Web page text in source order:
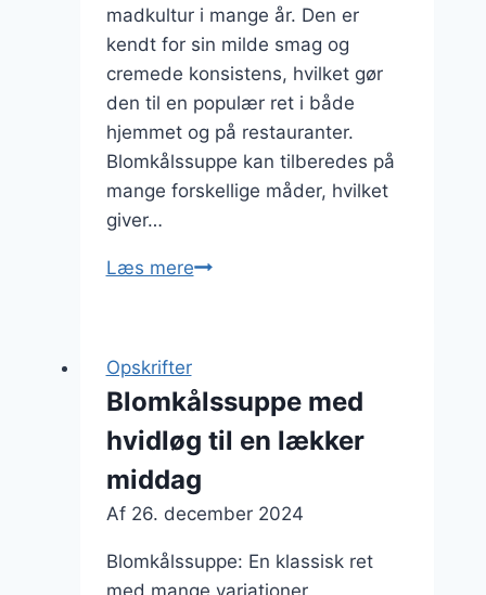
madkultur i mange år. Den er
kendt for sin milde smag og
cremede konsistens, hvilket gør
den til en populær ret i både
hjemmet og på restauranter.
Blomkålssuppe kan tilberedes på
mange forskellige måder, hvilket
giver…
Læs mereBlomkålssuppe
og
parmesan
Opskrifter
Blomkålssuppe med
hvidløg til en lækker
middag
Af 26. december 2024
Blomkålssuppe: En klassisk ret
med mange variationer